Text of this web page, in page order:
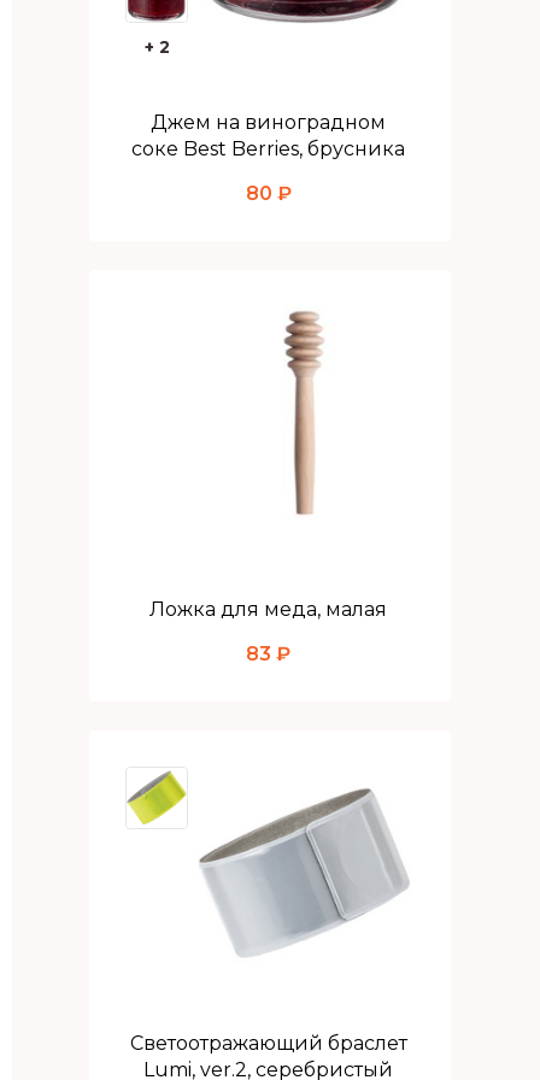
+ 2
Джем на виноградном
соке Best Berries, брусника
80 ₽
Ложка для меда, малая
83 ₽
Светоотражающий браслет
Lumi, ver.2, серебристый